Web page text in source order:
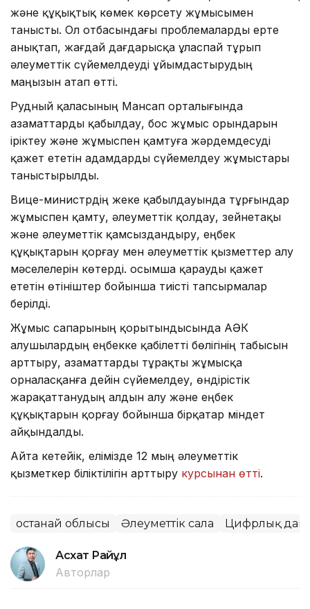
және құқықтық көмек көрсету жұмысымен
танысты. Ол отбасындағы проблемаларды ерте
анықтап, жағдай дағдарысқа ұласпай тұрып
әлеуметтік сүйемелдеуді ұйымдастырудың
маңызын атап өтті.
Рудный қаласының Мансап орталығында
азаматтарды қабылдау, бос жұмыс орындарын
іріктеу және жұмыспен қамтуға жәрдемдесуді
қажет ететін адамдарды сүйемелдеу жұмыстары
таныстырылды.
Вице-министрдің жеке қабылдауында тұрғындар
жұмыспен қамту, әлеуметтік қолдау, зейнетақы
және әлеуметтік қамсыздандыру, еңбек
құқықтарын қорғау мен әлеуметтік қызметтер алу
мәселелерін көтерді. Қосымша қарауды қажет
ететін өтініштер бойынша тиісті тапсырмалар
берілді.
Жұмыс сапарының қорытындысында АӘК
алушылардың еңбекке қабілетті бөлігінің табысын
арттыру, азаматтарды тұрақты жұмысқа
орналасқанға дейін сүйемелдеу, өндірістік
жарақаттанудың алдын алу және еңбек
құқықтарын қорғау бойынша бірқатар міндет
айқындалды.
Айта кетейік, елімізде 12 мың әлеуметтік
қызметкер біліктілігін арттыру курсынан өтті.
Қостанай облысы Әлеуметтік сала Цифрлық
Асхат Райқұл
Авторлар